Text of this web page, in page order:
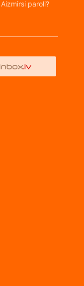
Aizmirsi paroli?